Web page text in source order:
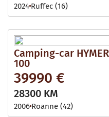
2024 Ruffec (16)
Camping-car
100
39990 €
28300 KM
2006 Roanne (42)